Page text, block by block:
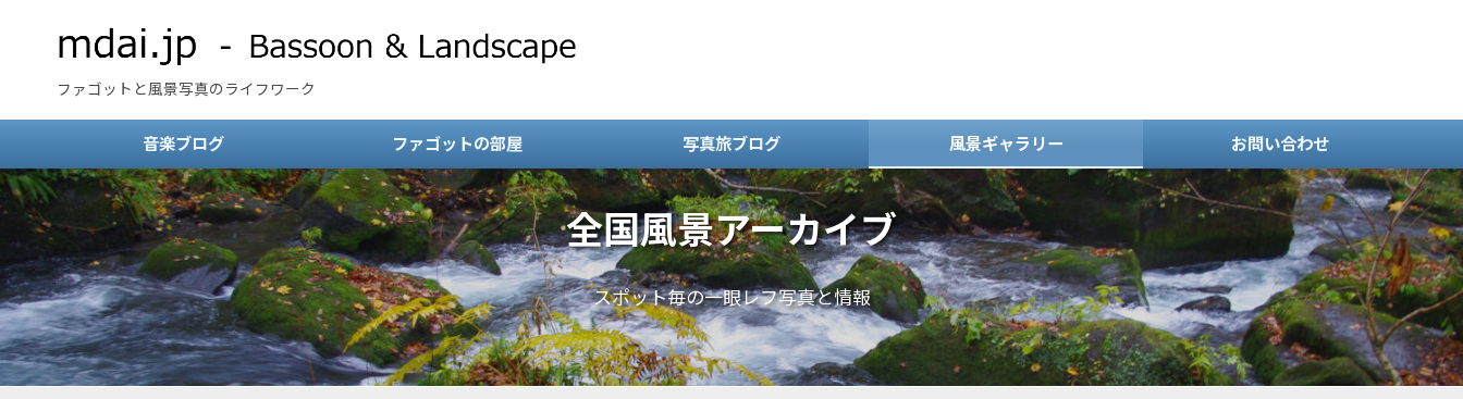
ファゴットと風景写真のライフワーク
音楽ブログ ファゴットの部屋 写真旅ブログ 風景ギャラリー お問い合わせ
全国風景アーカイブ
スポット毎の一眼レフ写真と情報